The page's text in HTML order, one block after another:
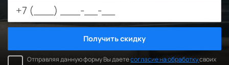
Получить скидку
Отправляя данную форму Вы даетесогласие на обработкусвоих